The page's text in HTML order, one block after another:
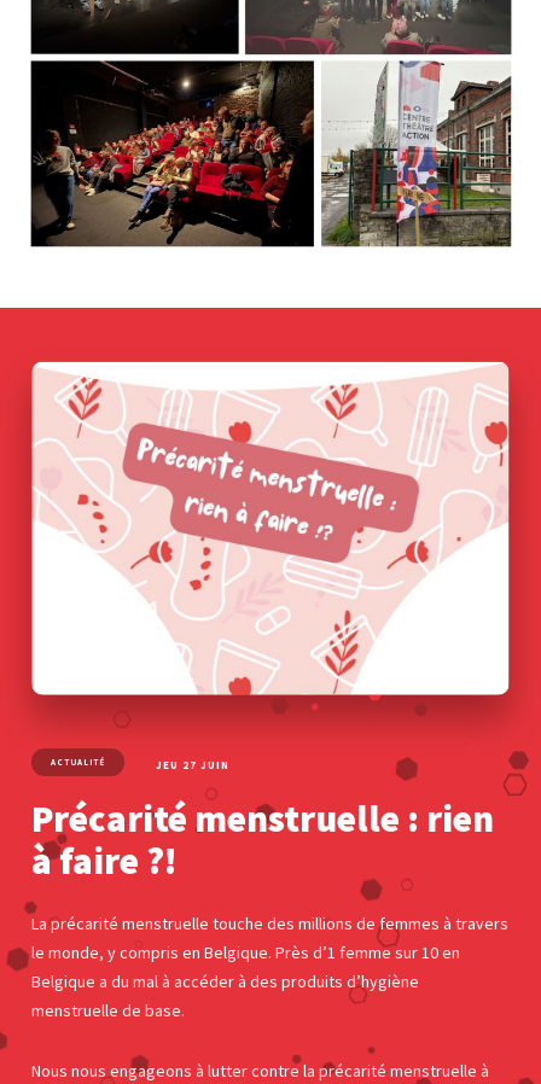
ACTUALITÉ JEU 27 JUIN
Précarité menstruelle : rien
à faire ?!
La précarité menstruelle touche des millions de femmes à travers
le monde, y compris en Belgique. Près d’1 femme sur 10 en
Belgique a du mal à accéder à des produits d’hygiène
menstruelle de base.
Nous nous engageons à lutter contre la précarité menstruelle à